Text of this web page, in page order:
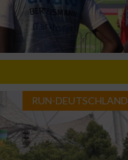
RUN-DEUTSCHLAND
von Daten aus